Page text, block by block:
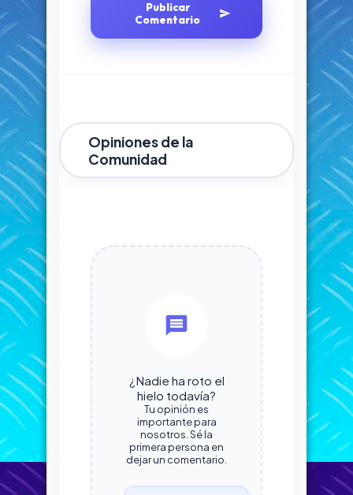
Publicar
Comentario
Opiniones de la
Comunidad
¿Nadie ha roto el
hielo todavía?
Tu opinión es
importante para
nosotros. Sé la
primera persona en
dejar un comentario.